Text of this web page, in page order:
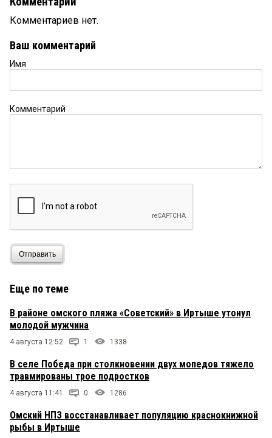
Комментариев нет.
Ваш комментарий
Имя
Комментарий
Отправить
Еще по теме
В районе омского пляжа «Советский» в Иртыше утонул
молодой мужчина
4 августа 12:52 1 1338
В селе Победа при столкновении двух мопедов тяжело
травмированы трое подростков
4 августа 11:41 0 1286
Омский НПЗ восстанавливает популяцию краснокнижной
рыбы в Иртыше